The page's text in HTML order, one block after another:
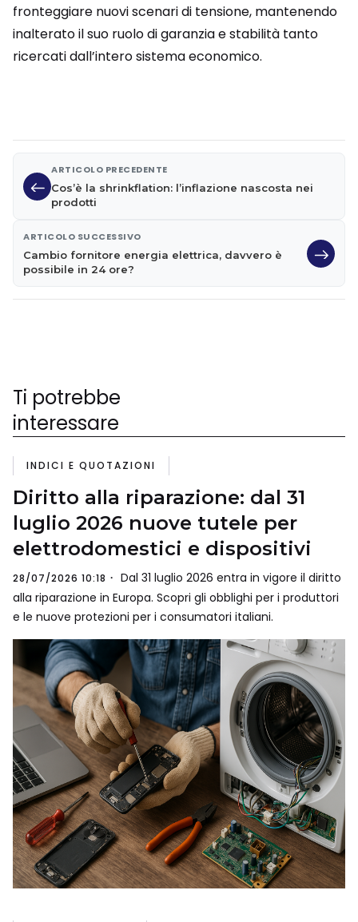
fronteggiare nuovi scenari di tensione, mantenendo
inalterato il suo ruolo di garanzia e stabilità tanto
ricercati dall’intero sistema economico.
ARTICOLO PRECEDENTE
Cos’è la shrinkflation: l’inflazione nascosta nei
prodotti
ARTICOLO SUCCESSIVO
Cambio fornitore energia elettrica, davvero è
possibile in 24 ore?
Ti potrebbe
interessare
INDICI E QUOTAZIONI
Diritto alla riparazione: dal 31
luglio 2026 nuove tutele per
elettrodomestici e dispositivi
28/07/2026 10:18
Dal 31 luglio 2026 entra in vigore il diritto
alla riparazione in Europa. Scopri gli obblighi per i produttori
e le nuove protezioni per i consumatori italiani.